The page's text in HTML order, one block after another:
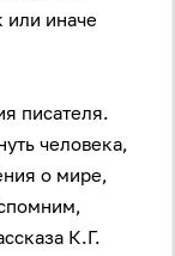
или иначе
писателя.
человека,
о мире,
К.Г.